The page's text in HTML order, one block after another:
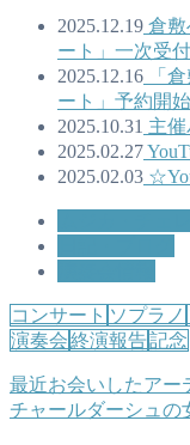
2025.12.19 倉
ート」一次受
2025.12.16 「
ート」予約開始
2025.10.31 主
2025.02.27
2025.02.03
コンサート ソプラノ
演奏会終演報告記念
最近お会いしたアー
チャールダーシュの